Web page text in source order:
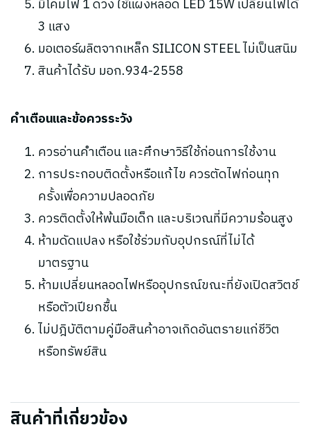
มีโคมไฟ 1 ดวง ใช้แผงหลอด LED 15W เปลี่ยนไฟได้
3 แสง
มอเตอร์ผลิตจากเหล็ก SILICON STEEL ไม่เป็นสนิม
สินค้าได้รับ มอก.934-2558
คำเตือนและข้อควรระวัง
ควรอ่านคำเตือน และศึกษาวิธีใช้ก่อนการใช้งาน
การประกอบติดตั้งหรือแก้ไข ควรตัดไฟก่อนทุก
ครั้งเพื่อความปลอดภัย
ควรติดตั้งให้พ้นมือเด็ก และบริเวณที่มีความร้อนสูง
ห้ามดัดแปลง หรือใช้ร่วมกับอุปกรณ์ที่ไม่ได้
มาตรฐาน
ห้ามเปลี่ยนหลอดไฟหรืออุปกรณ์ขณะที่ยังเปิดสวิตช์
หรือตัวเปียกชื้น
ไม่ปฎิบัติตามคู่มือสินค้าอาจเกิดอันตรายแก่ชีวิต
หรือทรัพย์สิน
สินค้าที่เกี่ยวข้อง